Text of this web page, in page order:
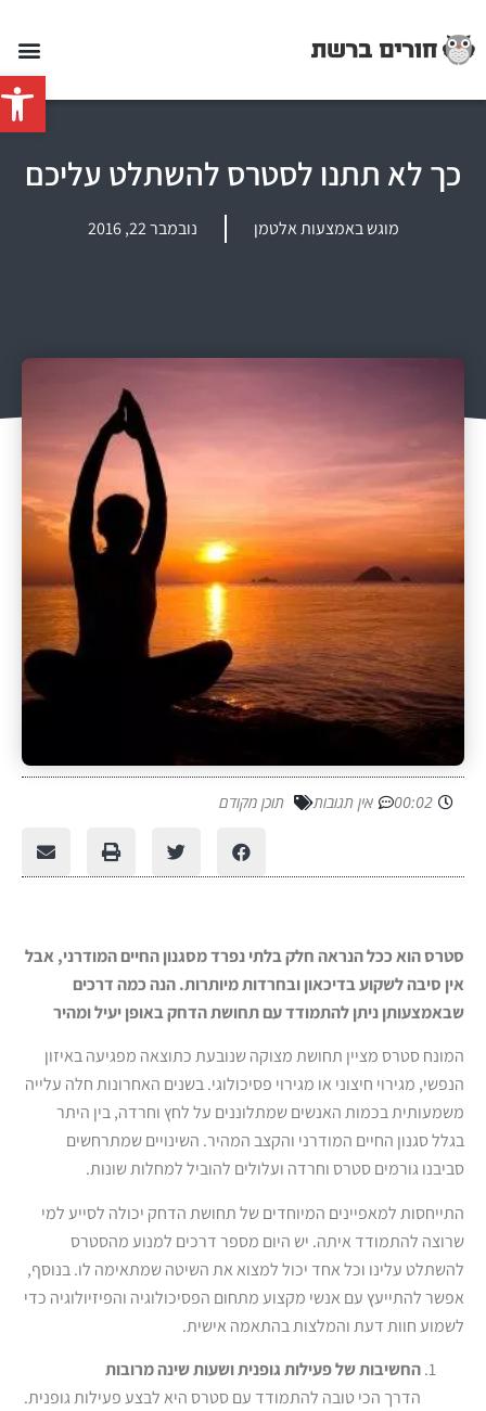
פתח
כך לא תתנו לסטרס להשתלט עליכם
מוגש באמצעות אלטמן נובמבר 22, 2016
00:02 אין תגובות תוכן מקודם
סטרס הוא ככל הנראה חלק בלתי נפרד מסגנון החיים המודרני, אבל
אין סיבה לשקוע בדיכאון ובחרדות מיותרות. הנה כמה דרכים
שבאמצעותן ניתן להתמודד עם תחושת הדחק באופן יעיל ומהיר
המונח סטרס מציין תחושת מצוקה שנובעת כתוצאה מפגיעה באיזון
הנפשי, מגירוי חיצוני או מגירוי פסיכולוגי. בשנים האחרונות חלה עלייה
משמעותית בכמות האנשים שמתלוננים על לחץ וחרדה, בין היתר
בגלל סגנון החיים המודרני והקצב המהיר. השינויים שמתרחשים
סביבנו גורמים סטרס וחרדה ועלולים להוביל למחלות שונות.
התייחסות למאפיינים המיוחדים של תחושת הדחק יכולה לסייע למי
שרוצה להתמודד איתה. יש היום מספר דרכים למנוע מהסטרס
להשתלט עלינו וכל אחד יכול למצוא את השיטה שמתאימה לו. בנוסף,
אפשר להתייעץ עם אנשי מקצוע מתחום הפסיכולוגיה והפיזיולוגיה כדי
לשמוע חוות דעת והמלצות בהתאמה אישית.
החשיבות של פעילות גופנית ושעות שינה מרובות
הדרך הכי טובה להתמודד עם סטרס היא לבצע פעילות גופנית.